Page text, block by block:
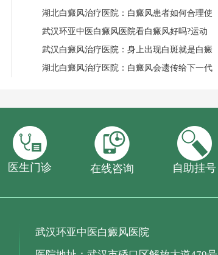
湖北白癜风治疗医院：白癜风患者如何合理使
武汉环亚中医白癜风医院看白癜风好吗?运动
武汉白癜风治疗医院：身上出现白斑就是白癜
湖北白癜风治疗医院：白癜风会遗传给下一代
医生门诊 在线咨询 自助挂号
武汉环亚中医白癜风医院